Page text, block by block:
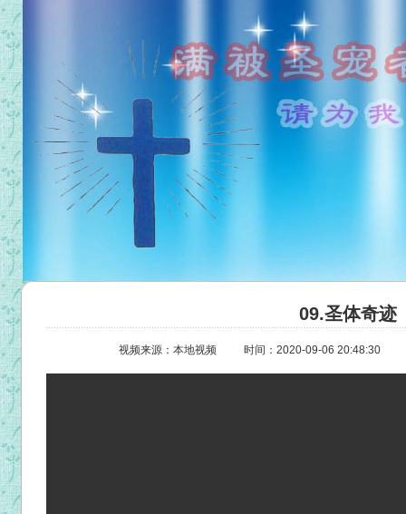
09.圣体奇迹
视频来源：本地视频 时间：2020-09-06 20:48:30